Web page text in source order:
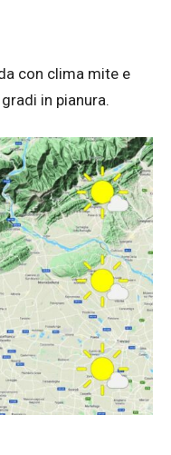
con clima mite e
in pianura.